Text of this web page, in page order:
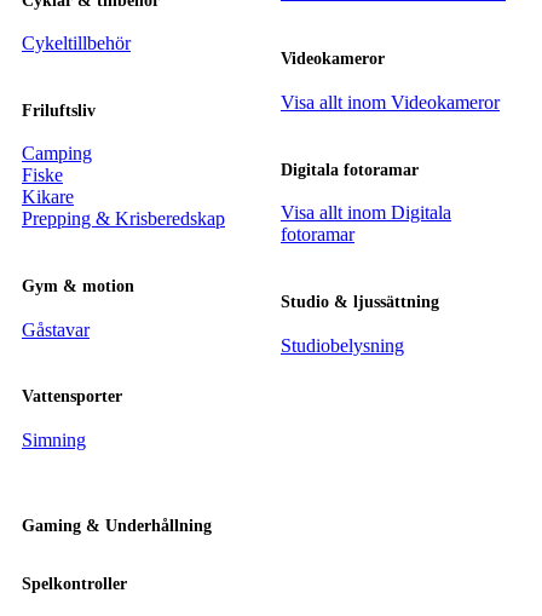
Cykeltillbehör
Friluftsliv
Camping
Fiske
Kikare
Prepping & Krisberedskap
Gym & motion
Gåstavar
Vattensporter
Simning
Gaming & Underhållning
Spelkontroller
Videokameror
Visa allt inom Videokameror
Digitala fotoramar
Visa allt inom Digitala
fotoramar
Studio & ljussättning
Studiobelysning